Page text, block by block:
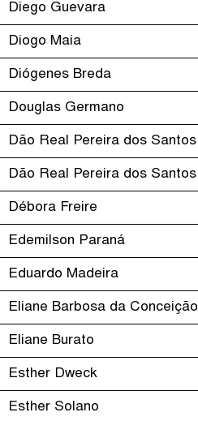
Diego Guevara
Diogo Maia
Diógenes Breda
Douglas Germano
Dão Real Pereira dos Santos
Dão Real Pereira dos Santos
Débora Freire
Edemilson Paraná
Eduardo Madeira
Eliane Barbosa da Conceição
Eliane Burato
Esther Dweck
Esther Solano